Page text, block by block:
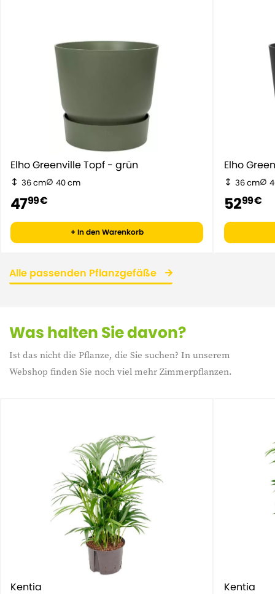
Elho Greenville Topf - grün
36 cm 40 cm
4799 €
+ In den Warenkorb
Elho
36 cm
5299 €
Alle passenden Pflanzgefäße
Was halten Sie davon?
Ist das nicht die Pflanze, die Sie suchen? In unserem
Webshop finden Sie noch viel mehr Zimmerpflanzen.
Kentia Kentia